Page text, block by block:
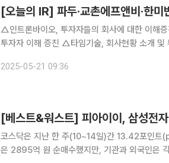
[오늘의 IR] 파두·교촌에프앤비·한미
△인트론바이오, 투자자들의 회사에 대한 이해
투자자 이해 증진 △타임기술, 회사현황 소개
에 대한 투자자 이해증진 △지에이이노더스, 회사
2025-05-21 09:36
코스닥은 지난 한 주(10~14일)간 13.42포인
은 2895억 원 순매수했지만, 기관과 외국인은 각각